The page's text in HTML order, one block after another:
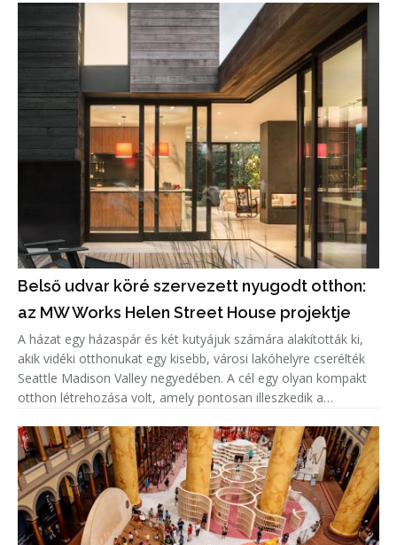
Belső udvar köré szervezett nyugodt otthon:
az MW Works Helen Street House projektje
A házat egy házaspár és két kutyájuk számára alakították ki,
akik vidéki otthonukat egy kisebb, városi lakóhelyre cserélték
Seattle Madison Valley negyedében. A cél egy olyan kompakt
otthon létrehozása volt, amely pontosan illeszkedik a
és a te